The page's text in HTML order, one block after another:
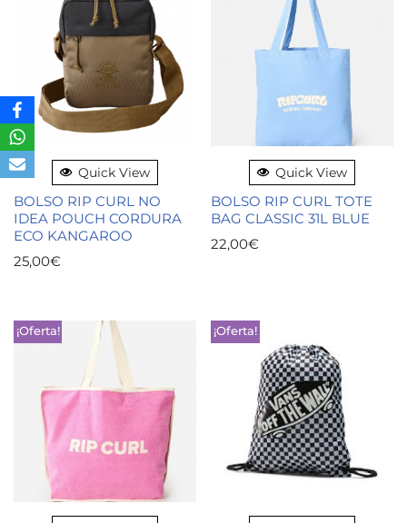
Quick View
BOLSO RIP CURL NO
IDEA POUCH CORDURA
ECO KANGAROO
25,00€
Quick View
BOLSO RIP CURL TOTE
BAG CLASSIC 31L BLUE
22,00€
¡Oferta! ¡Oferta!